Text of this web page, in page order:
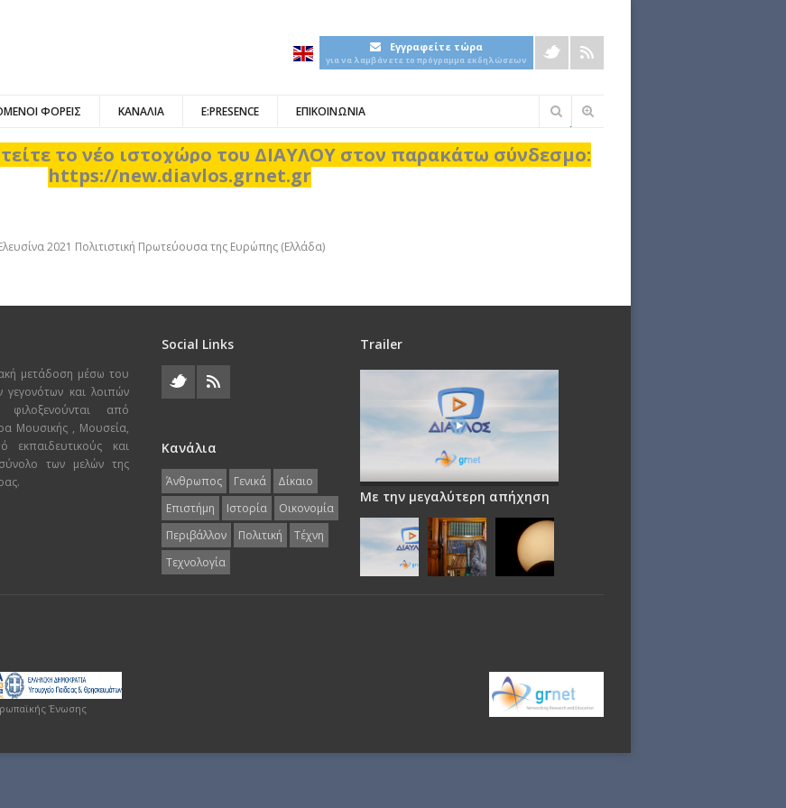
Εγγραφείτε τώρα
για να λαμβάνετε το πρόγραμμα εκδηλώσεων
ΦΟΡΕΙΣ ΚΑΝΑΛΙΑ E:PRESENCE ΕΠΙΚΟΙΝΩΝΙΑ
Φόρμα
αναζήτησης
το νέο ιστοχώρο του ΔΙΑΥΛΟΥ στον παρακάτω σύνδεσμο:
https://new.diavlos.grnet.gr
2021 Πολιτιστική Πρωτεύουσα της Ευρώπης (Ελλάδα)
μετάδοση μέσω του
γεγονότων και λοιπών
από
Μουσικής , Μουσεία,
και
των μελών της
Social Links
Κανάλια
Άνθρωπος Γενικά
Δίκαιο
Επιστήμη
Ιστορία
Οικονομία
Περιβάλλον
Πολιτική
Τέχνη
Τεχνολογία
Trailer
Με την μεγαλύτερη απήχηση
Ένωσης